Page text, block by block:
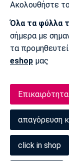
Ακολουθήστε
Όλα τα φύλλα
σήμερα με
τα
eshop μας
Επικαιρότητα
απαγόρευση
click in shop